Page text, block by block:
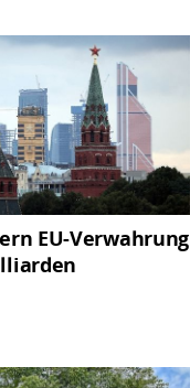
EU-Verwahrung